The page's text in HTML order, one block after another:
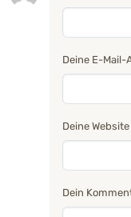
Deine E-Mail-
Deine
Dein